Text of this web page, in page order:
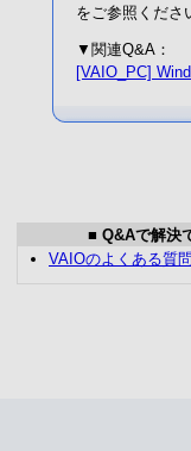
をご参照くださ
▼関連Q&A：
[VAIO_PC]
■ Q&Aで解決
VAIOのよくある質問